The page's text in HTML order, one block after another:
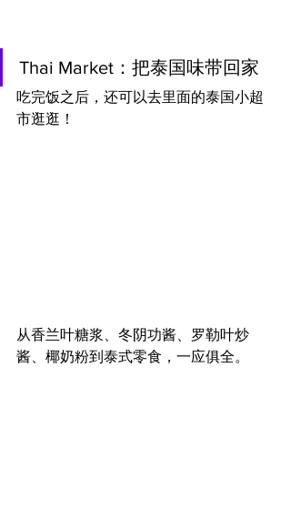
Thai Market：把泰国味带回家
吃完饭之后，还可以去里面的泰国小超
市逛逛！
从香兰叶糖浆、冬阴功酱、罗勒叶炒
酱、椰奶粉到泰式零食，一应俱全。